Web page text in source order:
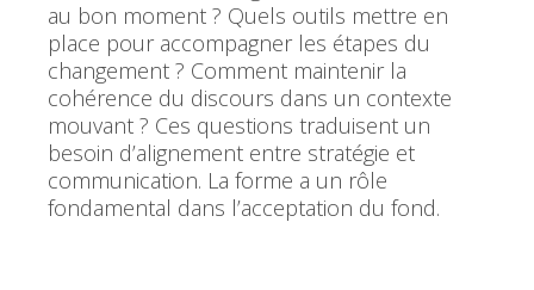
au bon moment ? Quels outils mettre en
place pour accompagner les étapes du
changement ? Comment maintenir la
cohérence du discours dans un contexte
mouvant ? Ces questions traduisent un
besoin d’alignement entre stratégie et
communication. La forme a un rôle
fondamental dans l’acceptation du fond.